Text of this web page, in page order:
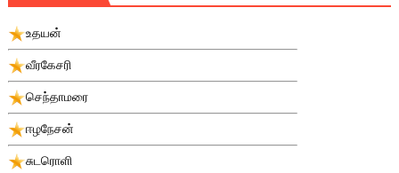
உதயன்
வீரகேசரி
செந்தாமரை
ஈழநேசன்
சுடரொளி